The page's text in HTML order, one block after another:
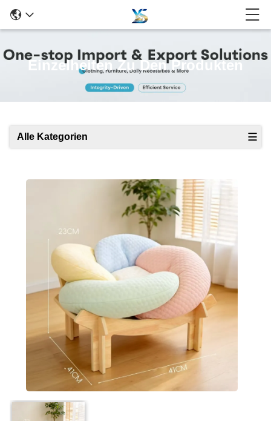
Einzelheiten Zu Den Produkten
Alle Kategorien